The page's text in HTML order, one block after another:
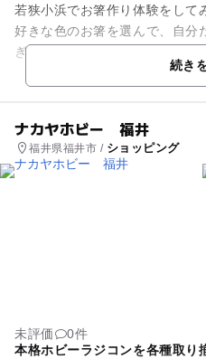
若狭小浜でお箸作り体験をしてみませんか？
好きな色のお箸を選んで、自分
ぎ出し体験」が楽しめます。
続き
ナカヤホビー 福井
福井県福井市 / ショッピング
未評価
0件
本格ホビーラジコンを各種取